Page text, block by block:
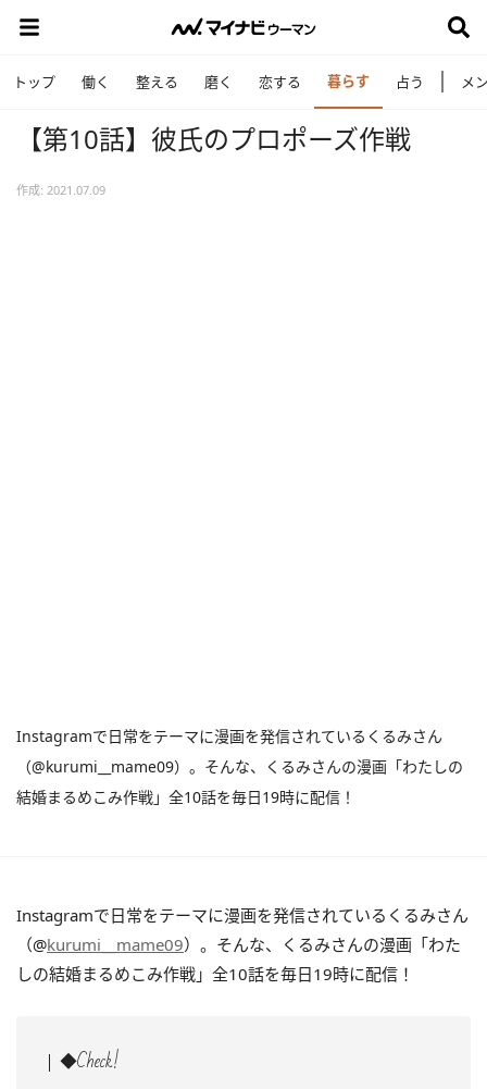
トップ 働く 整える 磨く 恋する 暮らす 占う メ
【第10話】彼氏のプロポーズ作戦
作成: 2021.07.09
Instagramで日常をテーマに漫画を発信されているくるみさん
（@kurumi__mame09）。そんな、くるみさんの漫画「わたしの
結婚まるめこみ作戦」全10話を毎日19時に配信！
Instagramで日常をテーマに漫画を発信されているくるみさん
（@kurumi__mame09）。そんな、くるみさんの漫画「わた
しの結婚まるめこみ作戦」全10話を毎日19時に配信！
◆Check!